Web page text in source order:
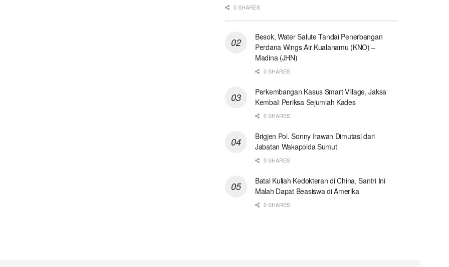
0 SHARES
Besok, Water Salute Tandai Penerbangan
Perdana Wings Air Kualanamu (KNO) –
Madina (JHN)
0 SHARES
Perkembangan Kasus Smart Village, Jaksa
Kembali Periksa Sejumlah Kades
0 SHARES
Brigjen Pol. Sonny Irawan Dimutasi dari
Jabatan Wakapolda Sumut
0 SHARES
Batal Kuliah Kedokteran di China, Santri Ini
Malah Dapat Beasiswa di Amerika
0 SHARES